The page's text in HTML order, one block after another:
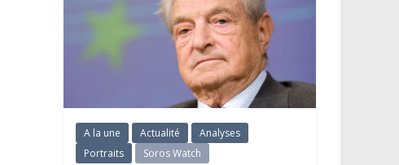
A la une Actualité
Analyses
Portraits
Soros Watch